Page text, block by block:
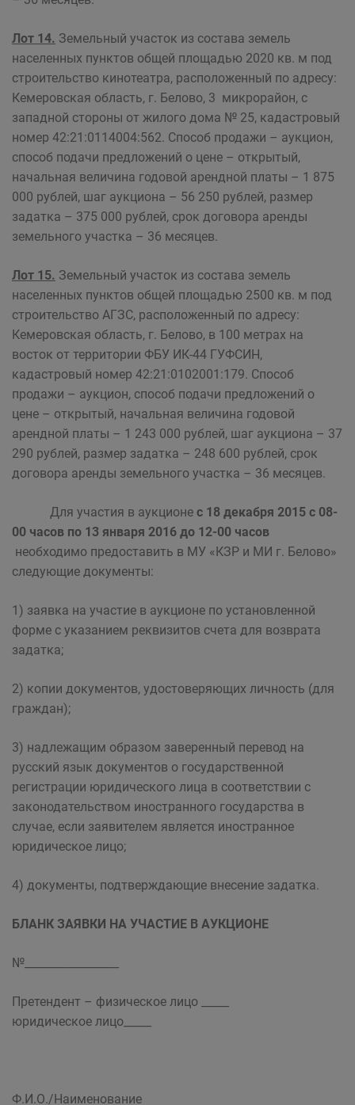
Лот 14. Земельный участок из состава земель
населенных пунктов общей площадью 2020 кв. м под
строительство кинотеатра, расположенный по адресу:
Кемеровская область, г. Белово, 3 микрорайон, с
западной стороны от жилого дома № 25, кадастровый
номер 42:21:0114004:562. Способ продажи – аукцион,
способ подачи предложений о цене – открытый,
начальная величина годовой арендной платы – 1 875
000 рублей, шаг аукциона – 56 250 рублей, размер
задатка – 375 000 рублей, срок договора аренды
земельного участка – 36 месяцев.
Лот 15. Земельный участок из состава земель
населенных пунктов общей площадью 2500 кв. м под
строительство АГЗС, расположенный по адресу:
Кемеровская область, г. Белово, в 100 метрах на
восток от территории ФБУ ИК-44 ГУФСИН,
кадастровый номер 42:21:0102001:179. Способ
продажи – аукцион, способ подачи предложений о
цене – открытый, начальная величина годовой
арендной платы – 1 243 000 рублей, шаг аукциона – 37
290 рублей, размер задатка – 248 600 рублей, срок
договора аренды земельного участка – 36 месяцев.
Для участия в аукционе с 18 декабря 2015 с 08-
00 часов по 13 января 2016 до 12-00 часов
необходимо предоставить в МУ «КЗР и МИ г. Белово»
следующие документы:
1) заявка на участие в аукционе по установленной
форме с указанием реквизитов счета для возврата
задатка;
2) копии документов, удостоверяющих личность (для
граждан);
3) надлежащим образом заверенный перевод на
русский язык документов о государственной
регистрации юридического лица в соответствии с
законодательством иностранного государства в
случае, если заявителем является иностранное
юридическое лицо;
4) документы, подтверждающие внесение задатка.
БЛАНК ЗАЯВКИ НА УЧАСТИЕ В АУКЦИОНЕ
№_________________
Претендент – физическое лицо _____
юридическое лицо_____
Ф.И.О./Наименование